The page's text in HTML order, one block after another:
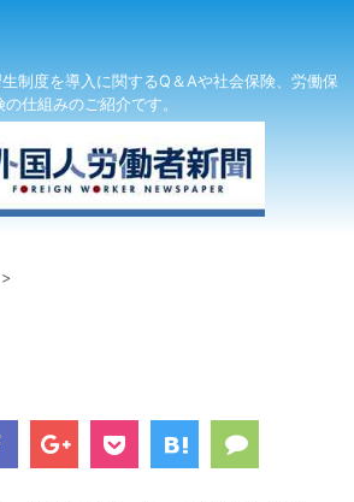
制度を導入に関するQ＆Aや社会保険、労働保
の仕組みのご紹介です。
>